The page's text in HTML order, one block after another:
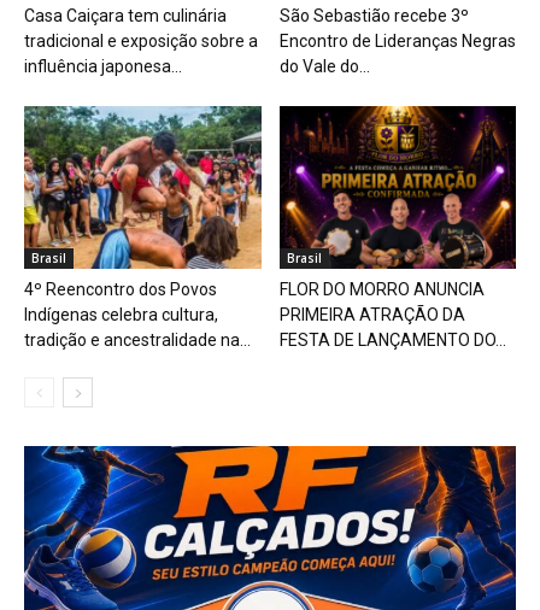
Casa Caiçara tem culinária
tradicional e exposição sobre a
influência japonesa...
São Sebastião recebe 3º
Encontro de Lideranças Negras
do Vale do...
Brasil
4º Reencontro dos Povos
Indígenas celebra cultura,
tradição e ancestralidade na...
Brasil
FLOR DO MORRO ANUNCIA
PRIMEIRA ATRAÇÃO DA
FESTA DE LANÇAMENTO DO...